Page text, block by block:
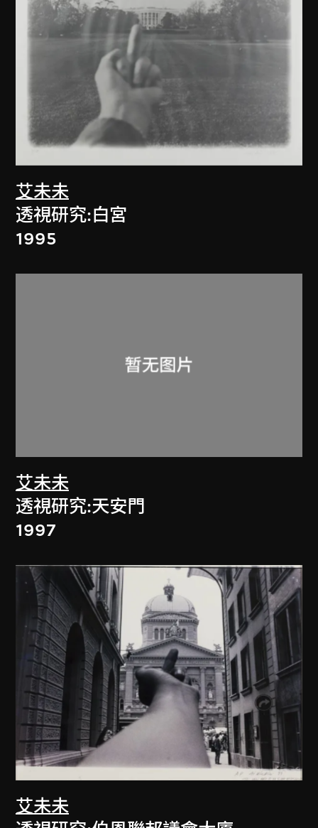
艾未未
透視研究:白宮
1995
艾未未
透視研究:天安門
1997
艾未未